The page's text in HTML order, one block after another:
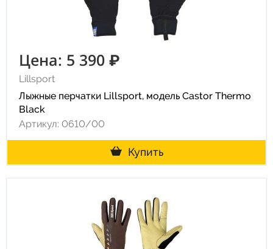
Цена: 5 390 ₽
Lillsport
Лыжные перчатки Lillsport, модель Castor Thermo
Black
Артикул: 0610/00
Купить